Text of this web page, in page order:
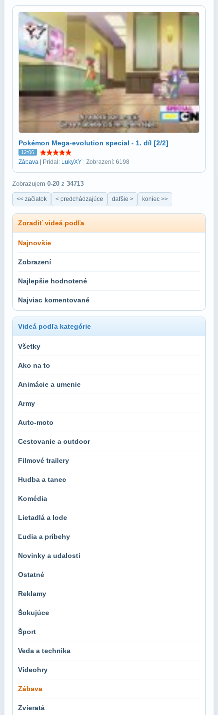
Pokémon Mega-evolution special - 1. díl [2/2]
12:06
Zábava | Pridal: LukyXY | Zobrazení: 6198
Zobrazujem 0-20 z 34713
<< začiatok < predchádzajúce daľšie > koniec >>
Zoradiť videá podľa
Najnovšie
Zobrazení
Najlepšie hodnotené
Najviac komentované
Videá podľa kategórie
Všetky
Ako na to
Animácie a umenie
Army
Auto-moto
Cestovanie a outdoor
Filmové trailery
Hudba a tanec
Komédia
Lietadlá a lode
Ľudia a príbehy
Novinky a udalosti
Ostatné
Reklamy
Šokujúce
Šport
Veda a technika
Videohry
Zábava
Zvieratá